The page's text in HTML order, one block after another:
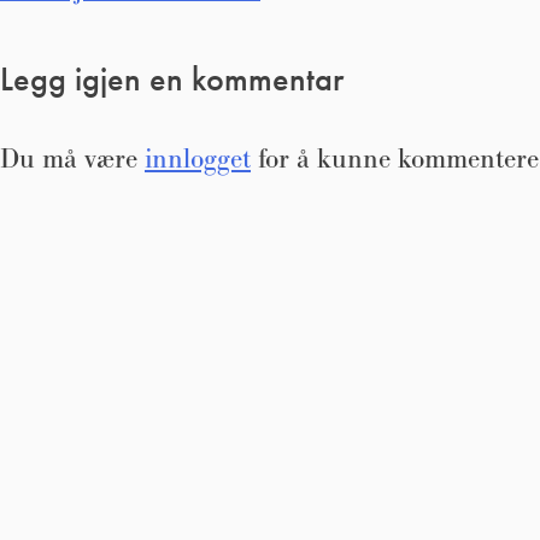
Legg igjen en kommentar
Du må være innlogget for å kunne